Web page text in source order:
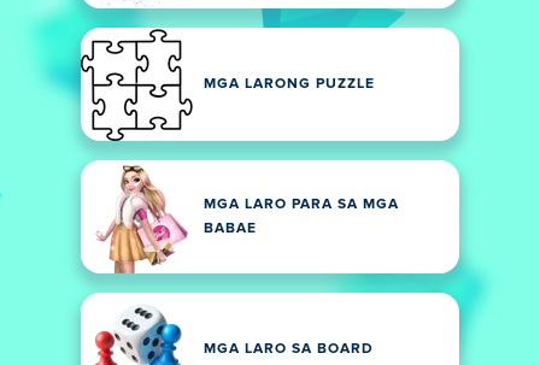
MGA LARONG PUZZLE
MGA LARO PARA SA MGA
BABAE
MGA LARO SA BOARD